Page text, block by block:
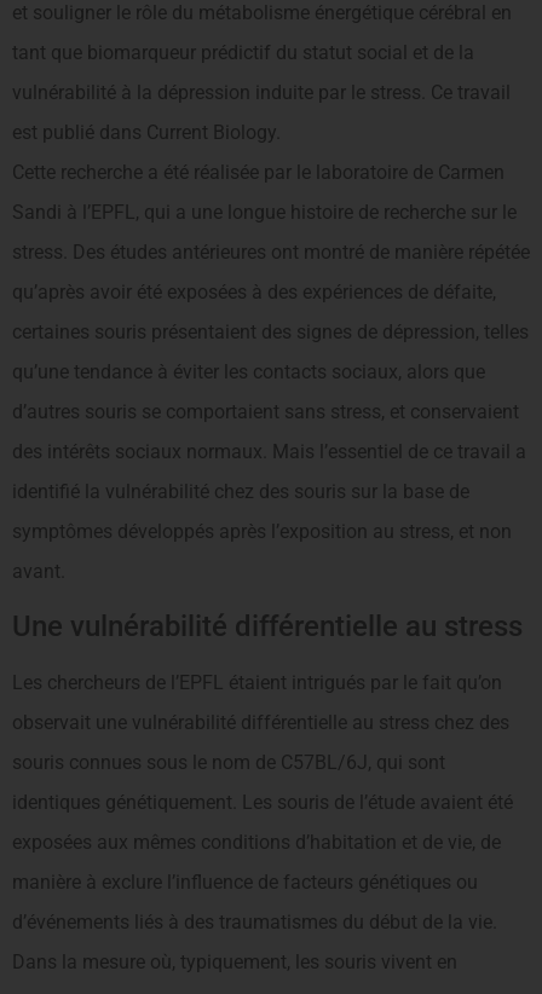
et souligner le rôle du métabolisme énergétique cérébral en
tant que biomarqueur prédictif du statut social et de la
vulnérabilité à la dépression induite par le stress. Ce travail
est publié dans Current Biology.
Cette recherche a été réalisée par le laboratoire de Carmen
Sandi à l’EPFL, qui a une longue histoire de recherche sur le
stress. Des études antérieures ont montré de manière répétée
qu’après avoir été exposées à des expériences de défaite,
certaines souris présentaient des signes de dépression, telles
qu’une tendance à éviter les contacts sociaux, alors que
d’autres souris se comportaient sans stress, et conservaient
des intérêts sociaux normaux. Mais l’essentiel de ce travail a
identifié la vulnérabilité chez des souris sur la base de
symptômes développés après l’exposition au stress, et non
avant.
Une vulnérabilité différentielle au stress
Les chercheurs de l’EPFL étaient intrigués par le fait qu’on
observait une vulnérabilité différentielle au stress chez des
souris connues sous le nom de C57BL/6J, qui sont
identiques génétiquement. Les souris de l’étude avaient été
exposées aux mêmes conditions d’habitation et de vie, de
manière à exclure l’influence de facteurs génétiques ou
d’événements liés à des traumatismes du début de la vie.
Dans la mesure où, typiquement, les souris vivent en